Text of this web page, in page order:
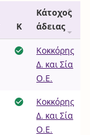
Κ
Κάτοχος
άδειας
Κοκκόρης
Δ. και Σία
Ο.Ε.
Κοκκόρης
Δ. και Σία
Ο.Ε.